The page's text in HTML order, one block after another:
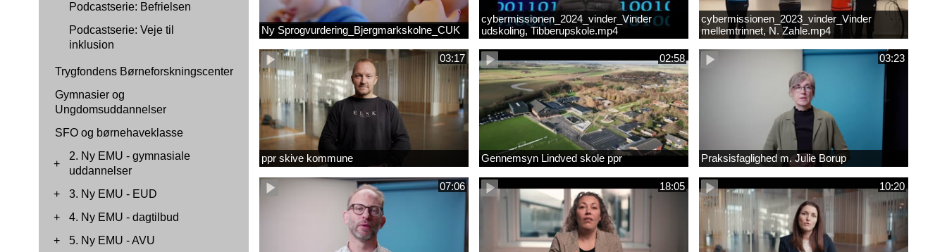
Podcastserie: Befrielsen
Podcastserie: Veje til
inklusion
Trygfondens Børneforskningscenter
Gymnasier og
Ungdomsuddannelser
SFO og børnehaveklasse
+
2. Ny EMU - gymnasiale
uddannelser
+
3. Ny EMU - EUD
+
4. Ny EMU - dagtilbud
+
5. Ny EMU - AVU
Ny Sprogvurdering_Bjergmarkskolne_CUK
cybermissionen_2024_vinder_Vinder
udskoling, Tibberupskole.mp4
cybermissionen_2023_vinder_Vinder
mellemtrinnet, N. Zahle.mp4
03:17
ppr skive kommune
02:58
Gennemsyn Lindved skole ppr
03:23
Praksisfaglighed m. Julie Borup
07:06 18:05 10:20